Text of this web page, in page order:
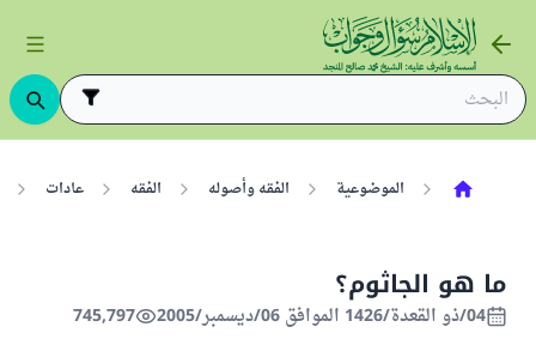
الموضوعية الفقه وأصوله الفقه عادات
ما هو الجاثوم؟
04/ذو القعدة/1426 الموافق 06/ديسمبر/2005 745,797